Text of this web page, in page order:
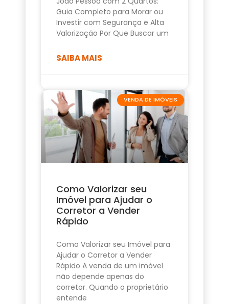
Guia Completo para Morar ou
Investir com Segurança e Alta
Valorização Por Que Buscar um
SAIBA MAIS
VENDA DE IMÓVEIS
Como Valorizar seu
Imóvel para Ajudar o
Corretor a Vender
Rápido
Como Valorizar seu Imóvel para
Ajudar o Corretor a Vender
Rápido A venda de um imóvel
não depende apenas do
corretor. Quando o proprietário
entende